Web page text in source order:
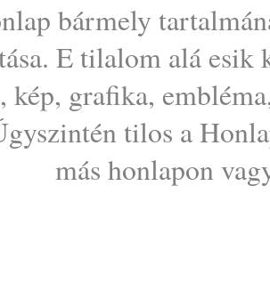
bármely
E tilalom alá esik
kép, grafika,
tilos a
más honlapon